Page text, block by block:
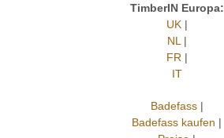
TimberIN Europa:
UK|
NL |
FR |
IT
Badefass|
Badefass kaufen |